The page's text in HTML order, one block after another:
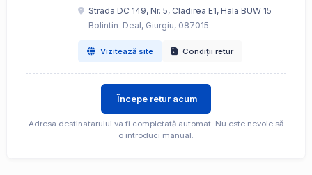
Strada DC 149, Nr. 5, Cladirea E1, Hala BUW 15
Bolintin-Deal, Giurgiu, 087015
Vizitează site Condiții retur
Începe retur acum
Adresa destinatarului va fi completată automat. Nu este nevoie să
o introduci manual.